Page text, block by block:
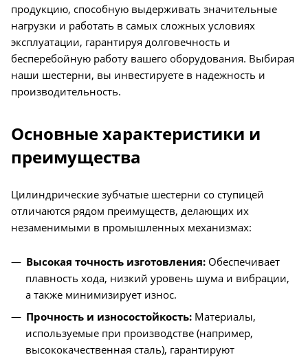
продукцию, способную выдерживать значительные
нагрузки и работать в самых сложных условиях
эксплуатации, гарантируя долговечность и
бесперебойную работу вашего оборудования. Выбирая
наши шестерни, вы инвестируете в надежность и
производительность.
Основные характеристики и
преимущества
Цилиндрические зубчатые шестерни со ступицей
отличаются рядом преимуществ, делающих их
незаменимыми в промышленных механизмах:
Высокая точность изготовления: Обеспечивает
плавность хода, низкий уровень шума и вибрации,
а также минимизирует износ.
Прочность и износостойкость: Материалы,
используемые при производстве (например,
высококачественная сталь), гарантируют